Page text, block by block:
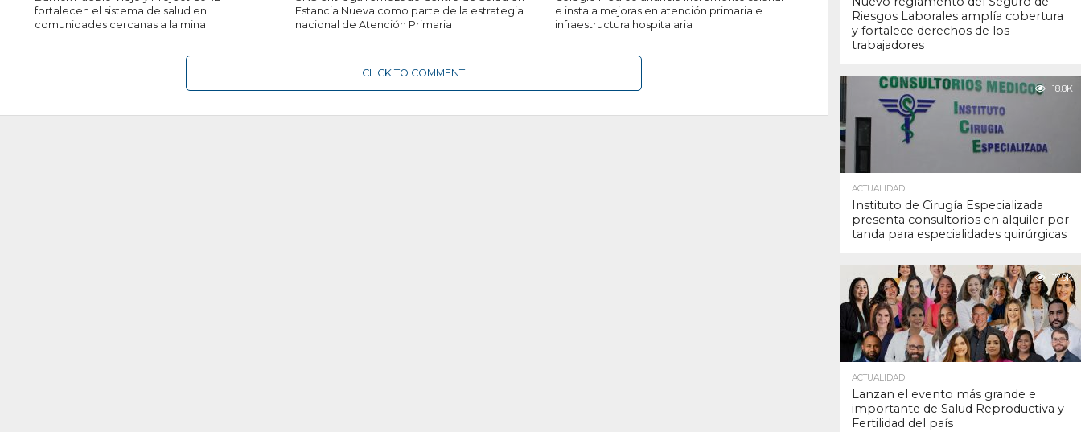
fortalecen el sistema de salud en
comunidades cercanas a la mina
Estancia Nueva como parte de la estrategia
nacional de Atención Primaria
e insta a mejoras en atención primaria e
infraestructura hospitalaria
CLICK TO COMMENT
Riesgos Laborales amplía cobertura
y fortalece derechos de los
trabajadores
18.8K
ACTUALIDAD
Instituto de Cirugía Especializada
presenta consultorios en alquiler por
tanda para especialidades quirúrgicas
17.9K
ACTUALIDAD
Lanzan el evento más grande e
importante de Salud Reproductiva y
Fertilidad del país